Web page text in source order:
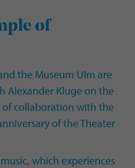
of
the Museum Ulm are
Alexander Kluge on the
of collaboration with the
of the Theater
which experiences